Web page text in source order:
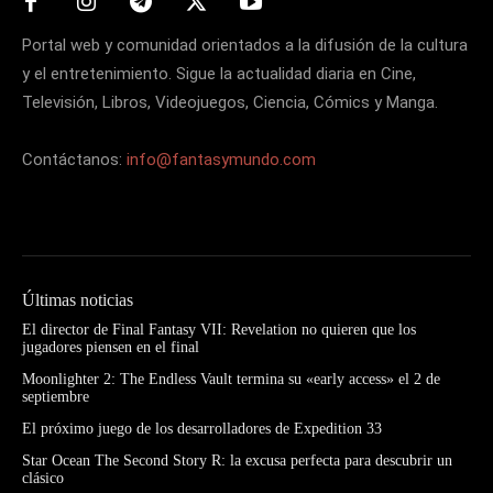
Portal web y comunidad orientados a la difusión de la cultura
y el entretenimiento. Sigue la actualidad diaria en Cine,
Televisión, Libros, Videojuegos, Ciencia, Cómics y Manga.
Contáctanos: info@fantasymundo.com
Últimas noticias
El director de Final Fantasy VII: Revelation no quieren que los
jugadores piensen en el final
Moonlighter 2: The Endless Vault termina su «early access» el 2 de
septiembre
El próximo juego de los desarrolladores de Expedition 33
Star Ocean The Second Story R: la excusa perfecta para descubrir un
clásico